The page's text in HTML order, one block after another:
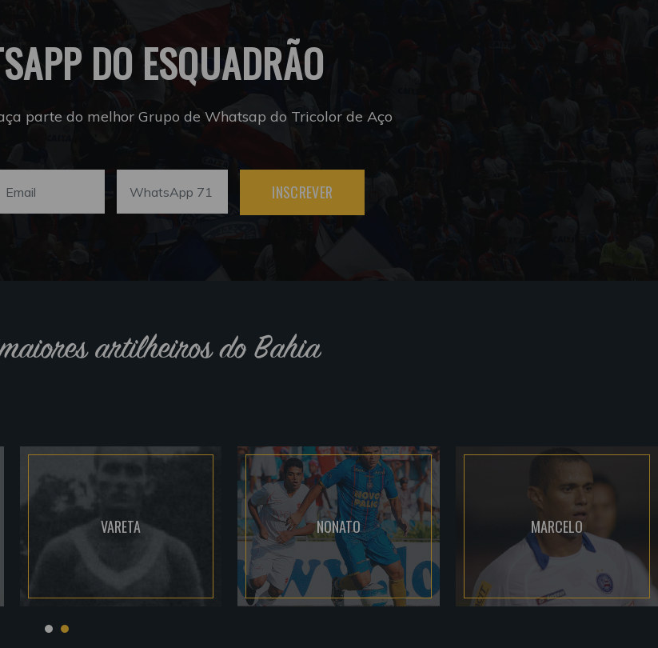
DO ESQUADRÃO
parte do melhor Grupo de Whatsap do Tricolor de Aço
INSCREVER
artilheiros do Bahia
VARETA NONATO MARCELO